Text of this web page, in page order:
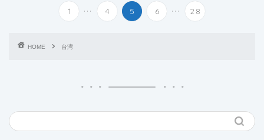
1 ... 4 5 6 ... 28
HOME 台湾